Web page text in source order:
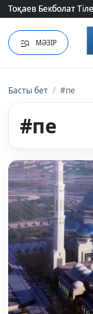
Тоқаев Бекболат
Тоқаев Бекболат
МӘЗІР
Басты бет / #пе
#пе